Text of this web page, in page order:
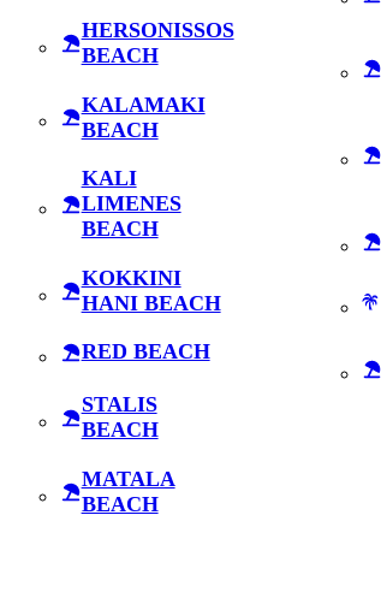
HERSONISSOS
BEACH
KALAMAKI
BEACH
KALI
LIMENES
BEACH
KOKKINI
HANI BEACH
RED BEACH
STALIS
BEACH
MATALA
BEACH